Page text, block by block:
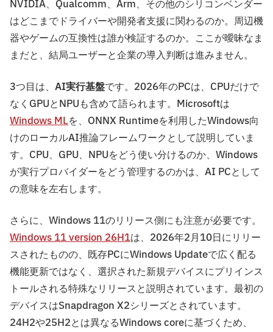
NVIDIA、Qualcomm、Arm、その他のシリコンベンダー
はどこまでドライバーや開発者支援に関わるのか。周辺機
器やゲームの互換性は誰が検証するのか。ここが曖昧なま
まだと、結局ユーザーと企業の導入判断は進みません。
3つ目は、 AI実行基盤です。2026年のPCは、CPUだけで
なくGPUとNPUも含めて語られます。Microsoftは
Windows MLを、ONNX Runtimeを利用したWindows向
けのローカルAI推論フレームワークとして説明していま
す。CPU、GPU、NPUをどう使い分けるのか、Windows
が実行プロバイダーをどう管理するのかは、AI PCとして
の意味を左右します。
さらに、Windows 11のリリース側にも注意が必要です。
Windows 11 version 26H1は、2026年2月10日にリリー
スされたものの、既存PCにWindows Updateで広く配る
機能更新ではなく、選択された新規デバイスにプリインス
トールされる特殊なリリースと説明されています。最初の
デバイスはSnapdragon X2シリーズとされています。
24H2や25H2とは異なるWindows coreに基づくため、